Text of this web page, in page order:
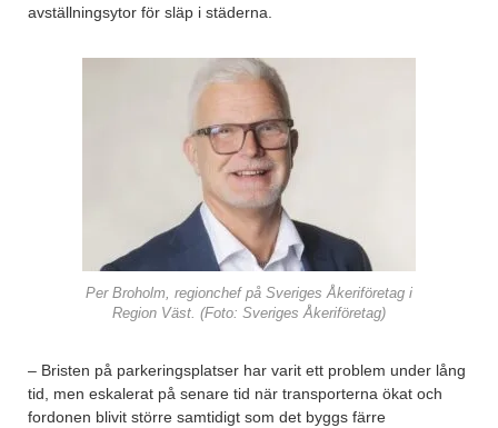
avställningsytor för släp i städerna.
Per Broholm, regionchef på Sveriges Åkeriföretag i
Region Väst. (Foto: Sveriges Åkeriföretag)
– Bristen på parkeringsplatser har varit ett problem under lång
tid, men eskalerat på senare tid när transporterna ökat och
fordonen blivit större samtidigt som det byggs färre